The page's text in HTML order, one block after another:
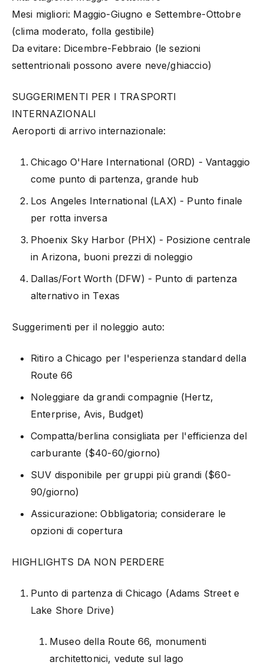
Mesi migliori: Maggio-Giugno e Settembre-Ottobre
(clima moderato, folla gestibile)
Da evitare: Dicembre-Febbraio (le sezioni
settentrionali possono avere neve/ghiaccio)
SUGGERIMENTI PER I TRASPORTI
INTERNAZIONALI
Aeroporti di arrivo internazionale:
Chicago O'Hare International (ORD) - Vantaggio
come punto di partenza, grande hub
Los Angeles International (LAX) - Punto finale
per rotta inversa
Phoenix Sky Harbor (PHX) - Posizione centrale
in Arizona, buoni prezzi di noleggio
Dallas/Fort Worth (DFW) - Punto di partenza
alternativo in Texas
Suggerimenti per il noleggio auto:
Ritiro a Chicago per l'esperienza standard della
Route 66
Noleggiare da grandi compagnie (Hertz,
Enterprise, Avis, Budget)
Compatta/berlina consigliata per l'efficienza del
carburante ($40-60/giorno)
SUV disponibile per gruppi più grandi ($60-
90/giorno)
Assicurazione: Obbligatoria; considerare le
opzioni di copertura
HIGHLIGHTS DA NON PERDERE
Punto di partenza di Chicago (Adams Street e
Lake Shore Drive)
Museo della Route 66, monumenti
architettonici, vedute sul lago